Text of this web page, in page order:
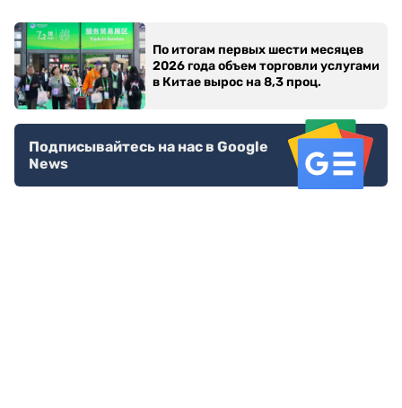
По итогам первых шести месяцев
2026 года объем торговли услугами
в Китае вырос на 8,3 проц.
Подписывайтесь на нас в Google
News